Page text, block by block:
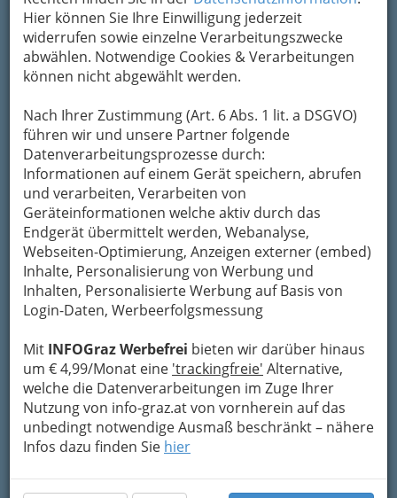
Hier können Sie Ihre Einwilligung jederzeit
widerrufen sowie einzelne Verarbeitungszwecke
abwählen. Notwendige Cookies & Verarbeitungen
können nicht abgewählt werden.
Nach Ihrer Zustimmung (Art. 6 Abs. 1 lit. a DSGVO)
führen wir und unsere Partner folgende
Datenverarbeitungsprozesse durch:
Informationen auf einem Gerät speichern, abrufen
und verarbeiten, Verarbeiten von
Geräteinformationen welche aktiv durch das
Endgerät übermittelt werden, Webanalyse,
Webseiten-Optimierung, Anzeigen externer (embed)
Inhalte, Personalisierung von Werbung und
Inhalten, Personalisierte Werbung auf Basis von
Login-Daten, Werbeerfolgsmessung
Mit INFOGraz Werbefrei bieten wir darüber hinaus
um € 4,99/Monat eine 'trackingfreie' Alternative,
welche die Datenverarbeitungen im Zuge Ihrer
Nutzung von info-graz.at von vornherein auf das
unbedingt notwendige Ausmaß beschränkt – nähere
Infos dazu finden Sie hier
Um die Info-Graz Firmenvor Spam-Mails zu
bewahren, verwenden wir an dieser Stelle zur
Übermittlung Ihrer Nachricht ein sicheres
Formular. Ihre Nachricht wird nach dem
Unternehmen Sanatorium St.Leonhard
Gesellschaft m.b.H. weitergeleitet.
Mein Name
Meine Email Adresse
Mein Betreff
Meine Nachricht